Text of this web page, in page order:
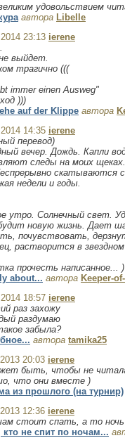
удовольствием
автора Libelle
23:13 ierene
выйдет.
трагично (((
immer einen Ausweg"
)))
auf der Klippe автора
14:35 ierene
перевод)
вечер. Дождь. Капли
следы на моих щеках.
скатываются
недели и годы.
утро. Солнечный свет.
новую жизнь. Дает
почувствовать,
растворится в
прочесть написанное... )
about... автора Keeper-
18:57 ierene
раз захожу
раздумаю
забыла?
автора tamika25
20:03 ierene
быть, чтобы не
что они вместе )
из прошлого (на турнир)
12:36 ierene
стоит спать, а то
кто не спит по ночам...